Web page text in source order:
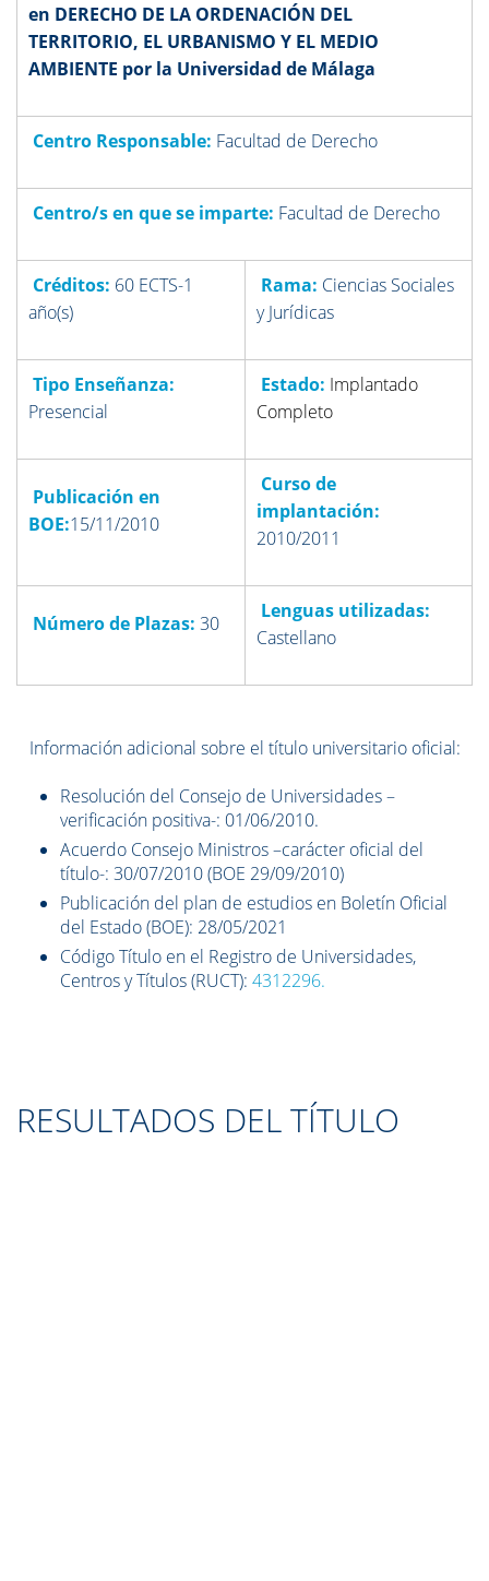
en DERECHO DE LA ORDENACIÓN DEL
TERRITORIO, EL URBANISMO Y EL MEDIO
AMBIENTE por la Universidad de Málaga
Centro Responsable: Facultad de Derecho
Centro/s en que se imparte: Facultad de Derecho
Créditos: 60 ECTS-1
año(s)
Rama: Ciencias Sociales
y Jurídicas
Tipo Enseñanza:
Presencial
Estado: Implantado
Completo
Publicación en
BOE:15/11/2010
Curso de
implantación:
2010/2011
Número de Plazas: 30
Lenguas utilizadas:
Castellano
Información adicional sobre el título universitario oficial:
Resolución del Consejo de Universidades –
verificación positiva-: 01/06/2010.
Acuerdo Consejo Ministros –carácter oficial del
título-: 30/07/2010 (BOE 29/09/2010)
Publicación del plan de estudios en Boletín Oficial
del Estado (BOE): 28/05/2021
Código Título en el Registro de Universidades,
Centros y Títulos (RUCT): 4312296.
RESULTADOS DEL TÍTULO